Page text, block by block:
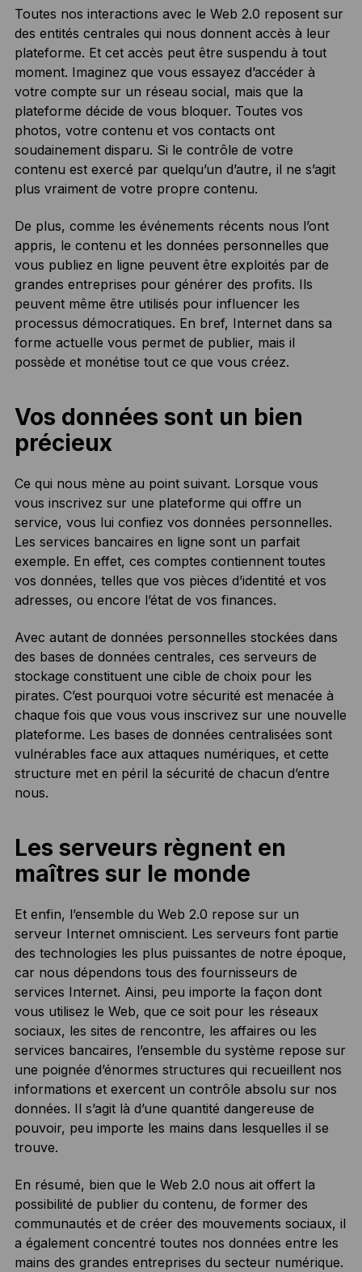
Toutes nos interactions avec le Web 2.0 reposent sur
des entités centrales qui nous donnent accès à leur
plateforme. Et cet accès peut être suspendu à tout
moment. Imaginez que vous essayez d’accéder à
votre compte sur un réseau social, mais que la
plateforme décide de vous bloquer. Toutes vos
photos, votre contenu et vos contacts ont
soudainement disparu. Si le contrôle de votre
contenu est exercé par quelqu’un d’autre, il ne s’agit
plus vraiment de votre propre contenu.
De plus, comme les événements récents nous l’ont
appris, le contenu et les données personnelles que
vous publiez en ligne peuvent être exploités par de
grandes entreprises pour générer des profits. Ils
peuvent même être utilisés pour influencer les
processus démocratiques. En bref, Internet dans sa
forme actuelle vous permet de publier, mais il
possède et monétise tout ce que vous créez.
Vos données sont un bien
précieux
Ce qui nous mène au point suivant. Lorsque vous
vous inscrivez sur une plateforme qui offre un
service, vous lui confiez vos données personnelles.
Les services bancaires en ligne sont un parfait
exemple. En effet, ces comptes contiennent toutes
vos données, telles que vos pièces d’identité et vos
adresses, ou encore l’état de vos finances.
Avec autant de données personnelles stockées dans
des bases de données centrales, ces serveurs de
stockage constituent une cible de choix pour les
pirates. C’est pourquoi votre sécurité est menacée à
chaque fois que vous vous inscrivez sur une nouvelle
plateforme. Les bases de données centralisées sont
vulnérables face aux attaques numériques, et cette
structure met en péril la sécurité de chacun d’entre
nous.
Les serveurs règnent en
maîtres sur le monde
Et enfin, l’ensemble du Web 2.0 repose sur un
serveur Internet omniscient. Les serveurs font partie
des technologies les plus puissantes de notre époque,
car nous dépendons tous des fournisseurs de
services Internet. Ainsi, peu importe la façon dont
vous utilisez le Web, que ce soit pour les réseaux
sociaux, les sites de rencontre, les affaires ou les
services bancaires, l’ensemble du système repose sur
une poignée d’énormes structures qui recueillent nos
informations et exercent un contrôle absolu sur nos
données. Il s’agit là d’une quantité dangereuse de
pouvoir, peu importe les mains dans lesquelles il se
trouve.
En résumé, bien que le Web 2.0 nous ait offert la
possibilité de publier du contenu, de former des
communautés et de créer des mouvements sociaux, il
a également concentré toutes nos données entre les
mains des grandes entreprises du secteur numérique.